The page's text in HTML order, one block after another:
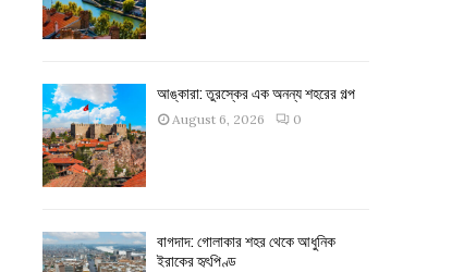
আঙ্কারা: তুরস্কের এক অনন্য শহরের গল্প
August 6, 2026 0
বাগদাদ: গোলাকার শহর থেকে আধুনিক
ইরাকের হৃৎপিণ্ড